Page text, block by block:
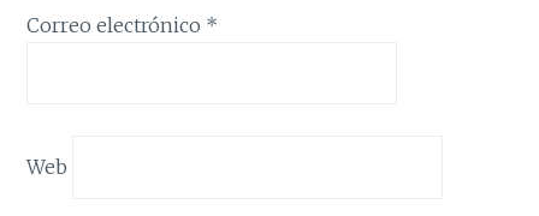
Correo electrónico *
Web